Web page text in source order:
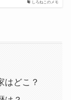
しろねこのメモ
はどこ？